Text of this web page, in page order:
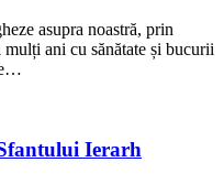
asupra noastră, prin
ani cu sănătate și bucurii
Ierarh